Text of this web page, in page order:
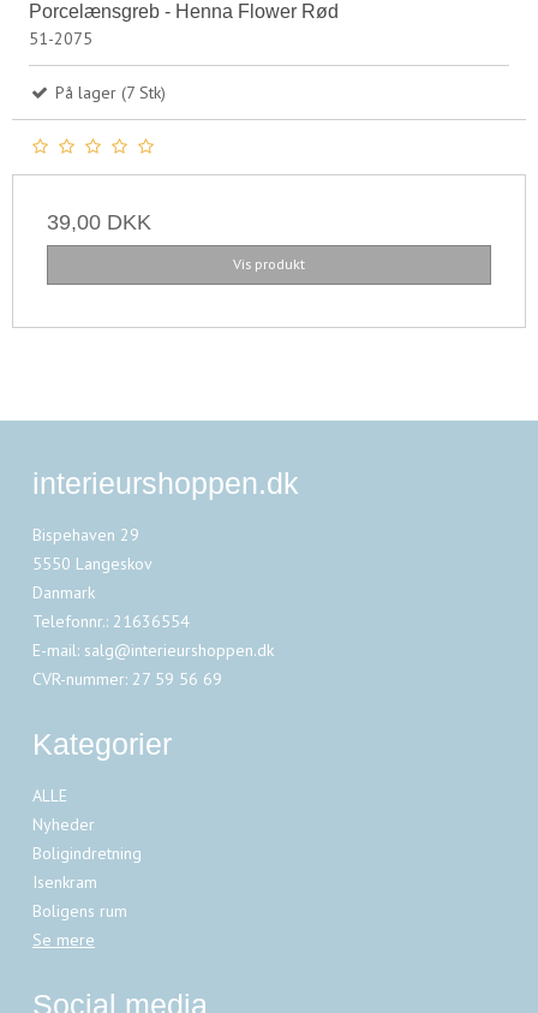
Porcelænsgreb - Henna Flower Rød
51-2075
På lager (7 Stk)
39,00 DKK
Vis produkt
interieurshoppen.dk
Bispehaven 29
5550 Langeskov
Danmark
Telefonnr.: 21636554
E-mail: salg@interieurshoppen.dk
CVR-nummer: 27 59 56 69
Kategorier
ALLE
Nyheder
Boligindretning
Isenkram
Boligens rum
Se mere
Social media